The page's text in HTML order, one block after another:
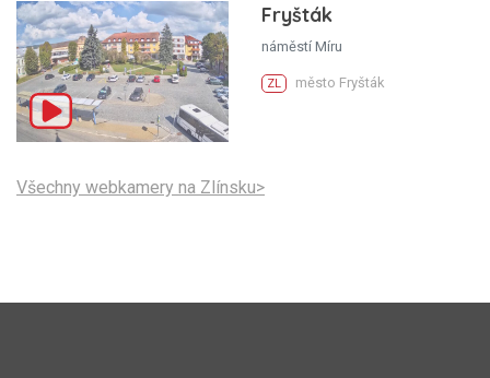
Fryšták
náměstí Míru
ZL město Fryšták
Všechny webkamery na Zlínsku>